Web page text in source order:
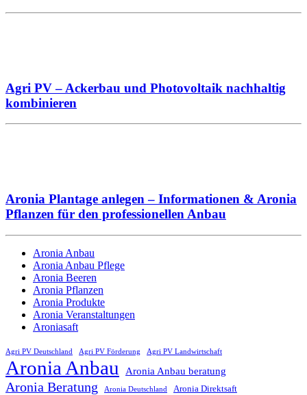
Agri PV – Ackerbau und Photovoltaik nachhaltig
kombinieren
Aronia Plantage anlegen – Informationen & Aronia
Pflanzen für den professionellen Anbau
Aronia Anbau
Aronia Anbau Pflege
Aronia Beeren
Aronia Pflanzen
Aronia Produkte
Aronia Veranstaltungen
Aroniasaft
Agri PV Deutschland Agri PV Förderung Agri PV Landwirtschaft
Aronia Anbau Aronia Anbau beratung
Aronia Beratung Aronia Deutschland Aronia Direktsaft